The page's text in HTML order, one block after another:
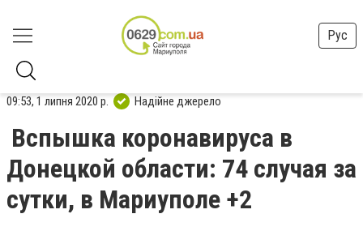
Рус
09:53, 1 липня 2020 р. Надійне джерело
Вспышка коронавируса в
Донецкой области: 74 случая за
сутки, в Мариуполе +2